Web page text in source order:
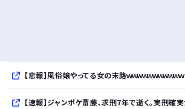
【悲報】風俗嬢やってる女の末路ｗｗｗｗｗｗｗｗｗｗｗ
【速報】ジャンポケ斎藤、求刑7年で逝く。実刑確